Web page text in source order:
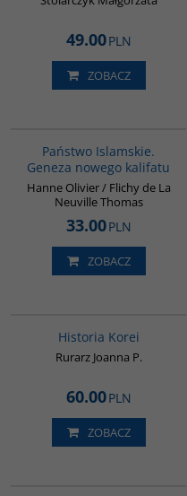
49.00PLN
ZOBACZ
Państwo Islamskie.
Geneza nowego kalifatu
Hanne Olivier / Flichy de La
Neuville Thomas
33.00PLN
ZOBACZ
Historia Korei
Rurarz Joanna P.
60.00PLN
ZOBACZ